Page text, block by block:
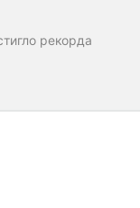
рекорда